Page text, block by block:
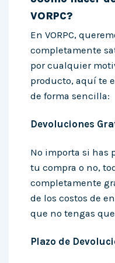
VORPC?
En VORPC,
completamente
por cualquier
producto, aquí te
de forma sencilla:
Devoluciones
No importa si has
tu compra o no,
completamente
de los costos de
que no tengas
Plazo de